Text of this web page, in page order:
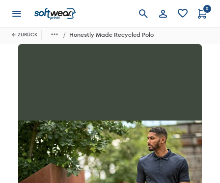
Anmelden
0
ZURÜCK Honestly Made Recycled Polo